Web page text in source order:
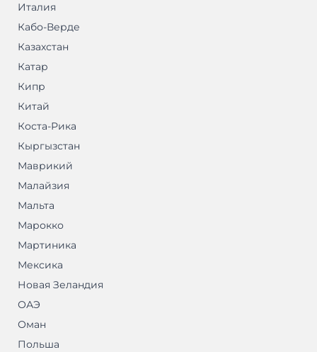
Италия
Кабо-Верде
Казахстан
Катар
Кипр
Китай
Коста-Рика
Кыргызстан
Маврикий
Малайзия
Мальта
Марокко
Мартиника
Мексика
Новая Зеландия
ОАЭ
Оман
Польша